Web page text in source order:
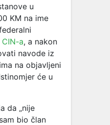
u
KM na ime
a, a nakon
navode iz
na objavljeni
će u
da „nije
bio član